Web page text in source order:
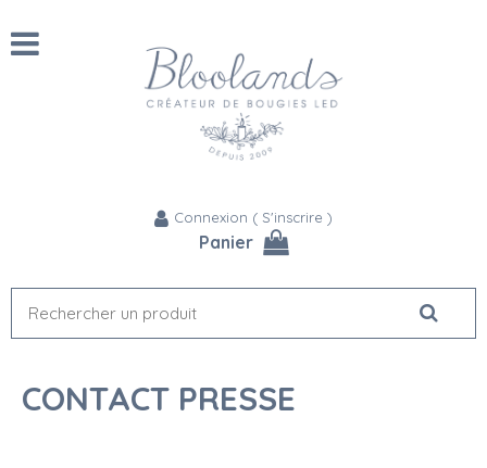
Connexion ( S'inscrire )
Panier
CONTACT PRESSE